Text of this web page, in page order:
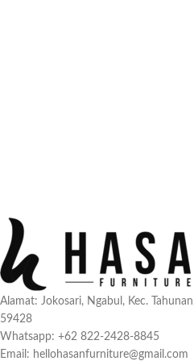
Alamat: Jokosari, Ngabul, Kec.
59428
Whatsapp: +62 822-2428-8845
Email: hellohasanfurniture@gmail.com